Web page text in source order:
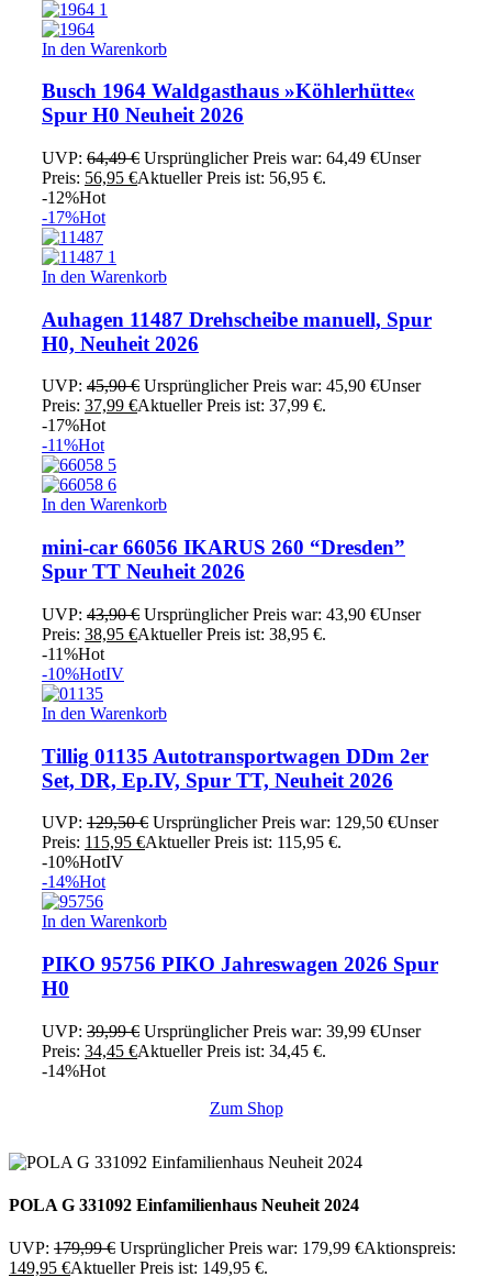
In den Warenkorb
Busch 1964 Waldgasthaus »Köhlerhütte«
Spur H0 Neuheit 2026
UVP: 64,49€ Ursprünglicher Preis war: 64,49 €Unser
Preis: 56,95 €Aktueller Preis ist: 56,95 €.
-12%Hot
-17%Hot
In den Warenkorb
Auhagen 11487 Drehscheibe manuell, Spur
H0, Neuheit 2026
UVP: 45,90€ Ursprünglicher Preis war: 45,90 €Unser
Preis: 37,99 €Aktueller Preis ist: 37,99 €.
-17%Hot
-11%Hot
In den Warenkorb
mini-car 66056 IKARUS 260 “Dresden”
Spur TT Neuheit 2026
UVP: 43,90€ Ursprünglicher Preis war: 43,90 €Unser
Preis: 38,95 €Aktueller Preis ist: 38,95 €.
-11%Hot
-10%HotIV
In den Warenkorb
Tillig 01135 Autotransportwagen DDm 2er
Set, DR, Ep.IV, Spur TT, Neuheit 2026
UVP: 129,50€ Ursprünglicher Preis war: 129,50 €Unser
Preis: 115,95 €Aktueller Preis ist: 115,95 €.
-10%HotIV
-14%Hot
In den Warenkorb
PIKO 95756 PIKO Jahreswagen 2026 Spur
H0
UVP: 39,99€ Ursprünglicher Preis war: 39,99 €Unser
Preis: 34,45 €Aktueller Preis ist: 34,45 €.
-14%Hot
Zum Shop
POLA G 331092 Einfamilienhaus Neuheit 2024
UVP: 179,99€ Ursprünglicher Preis war: 179,99 €Aktionspreis:
149,95 €Aktueller Preis ist: 149,95 €.